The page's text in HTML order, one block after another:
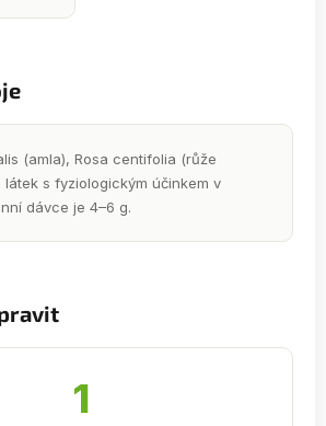
(amla), Rosa centifolia (růže
látek s fyziologickým účinkem v
dávce je 4–6 g.
1